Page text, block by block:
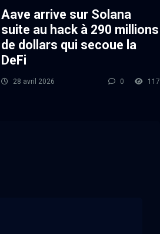
Aave arrive sur Solana
suite au hack à 290 millions
de dollars qui secoue la
DeFi
28 avril 2026 0 117